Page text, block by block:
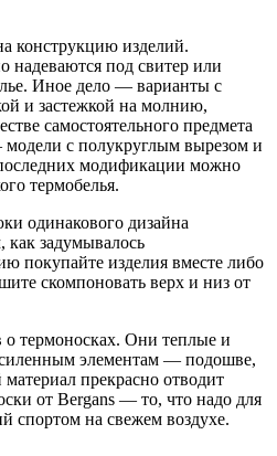
конструкцию изделий.
под свитер или
Иное дело — варианты с
и застежкой на молнию,
самостоятельного предмета
модели с полукруглым вырезом и
модификации можно
термобелья.
одинакового дизайна
задумывалось
покупайте изделия вместе либо
скомпоновать верх и низ от
о термоносках. Они теплые и
элементам — подошве,
прекрасно отводит
от Bergans — то, что надо для
спортом на свежем воздухе.